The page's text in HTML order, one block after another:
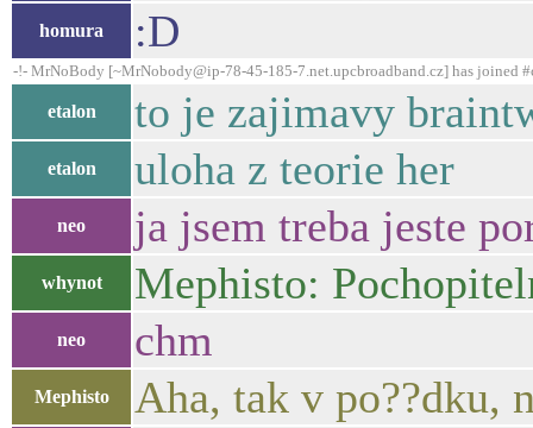
homura :D
-!- MrNoBody [~MrNobody@ip-78-45-185-7.net.upcbroadband.cz] has joined
etalon to je zajimavy
etalon uloha z teorie her
neo ja jsem treba jeste
whynot Mephisto:
neo chm
Mephisto Aha, tak v po??dku,